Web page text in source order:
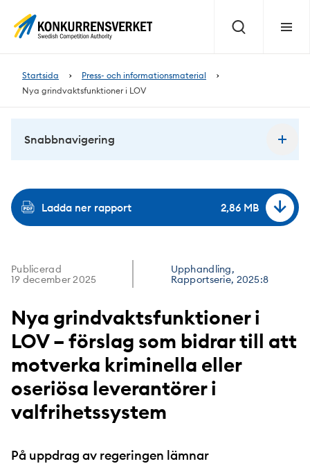
Sök Meny
Startsida
Press- och informationsmaterial
Nya grindvaktsfunktioner i LOV
Publicerad
19 december 2025
Upphandling,
Rapportserie, 2025:8
Nya grindvaktsfunktioner i
LOV – förslag som bidrar till att
motverka kriminella eller
oseriösa leverantörer i
valfrihetssystem
På uppdrag av regeringen lämnar
Ladda ner rapport 2,86 MB
Snabbnavigering